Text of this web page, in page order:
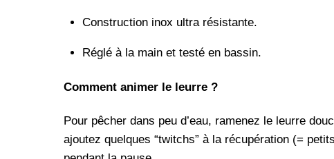
Construction inox ultra résistante.
Réglé à la main et testé en bassin.
Comment animer le leurre ?
Pour pêcher dans peu d’eau, ramenez le leurre
ajoutez quelques “twitchs” à la récupération (=